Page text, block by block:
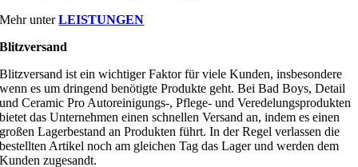
Mehr unterLEISTUNGEN
Blitzversand
Blitzversand ist ein wichtiger Faktor für viele Kunden, insbesondere
wenn es um dringend benötigte Produkte geht. Bei Bad Boys, Detail
und Ceramic Pro Autoreinigungs-, Pflege- und Veredelungsprodukten
bietet das Unternehmen einen schnellen Versand an, indem es einen
großen Lagerbestand an Produkten führt. In der Regel verlassen die
bestellten Artikel noch am gleichen Tag das Lager und werden dem
Kunden zugesandt.